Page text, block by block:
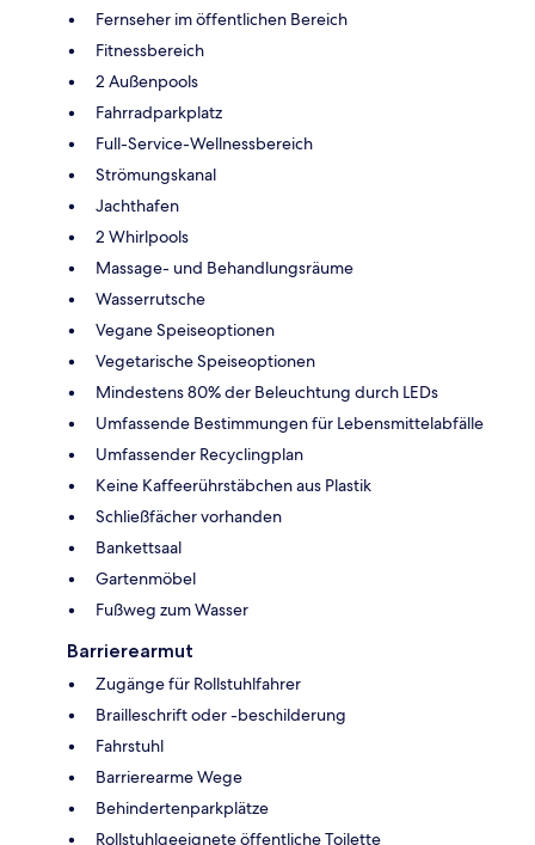
Fernseher im öffentlichen Bereich
Fitnessbereich
2 Außenpools
Fahrradparkplatz
Full-Service-Wellnessbereich
Strömungskanal
Jachthafen
2 Whirlpools
Massage- und Behandlungsräume
Wasserrutsche
Vegane Speiseoptionen
Vegetarische Speiseoptionen
Mindestens 80% der Beleuchtung durch LEDs
Umfassende Bestimmungen für Lebensmittelabfälle
Umfassender Recyclingplan
Keine Kaffeerührstäbchen aus Plastik
Schließfächer vorhanden
Bankettsaal
Gartenmöbel
Fußweg zum Wasser
Barrierearmut
Zugänge für Rollstuhlfahrer
Brailleschrift oder -beschilderung
Fahrstuhl
Barrierearme Wege
Behindertenparkplätze
Rollstuhlgeeignete öffentliche Toilette